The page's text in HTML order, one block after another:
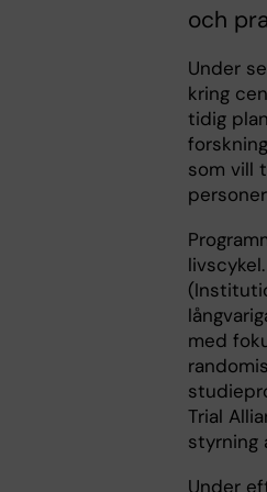
och
Under
kring
tidig
som vill
med
Trial
styrning
Under